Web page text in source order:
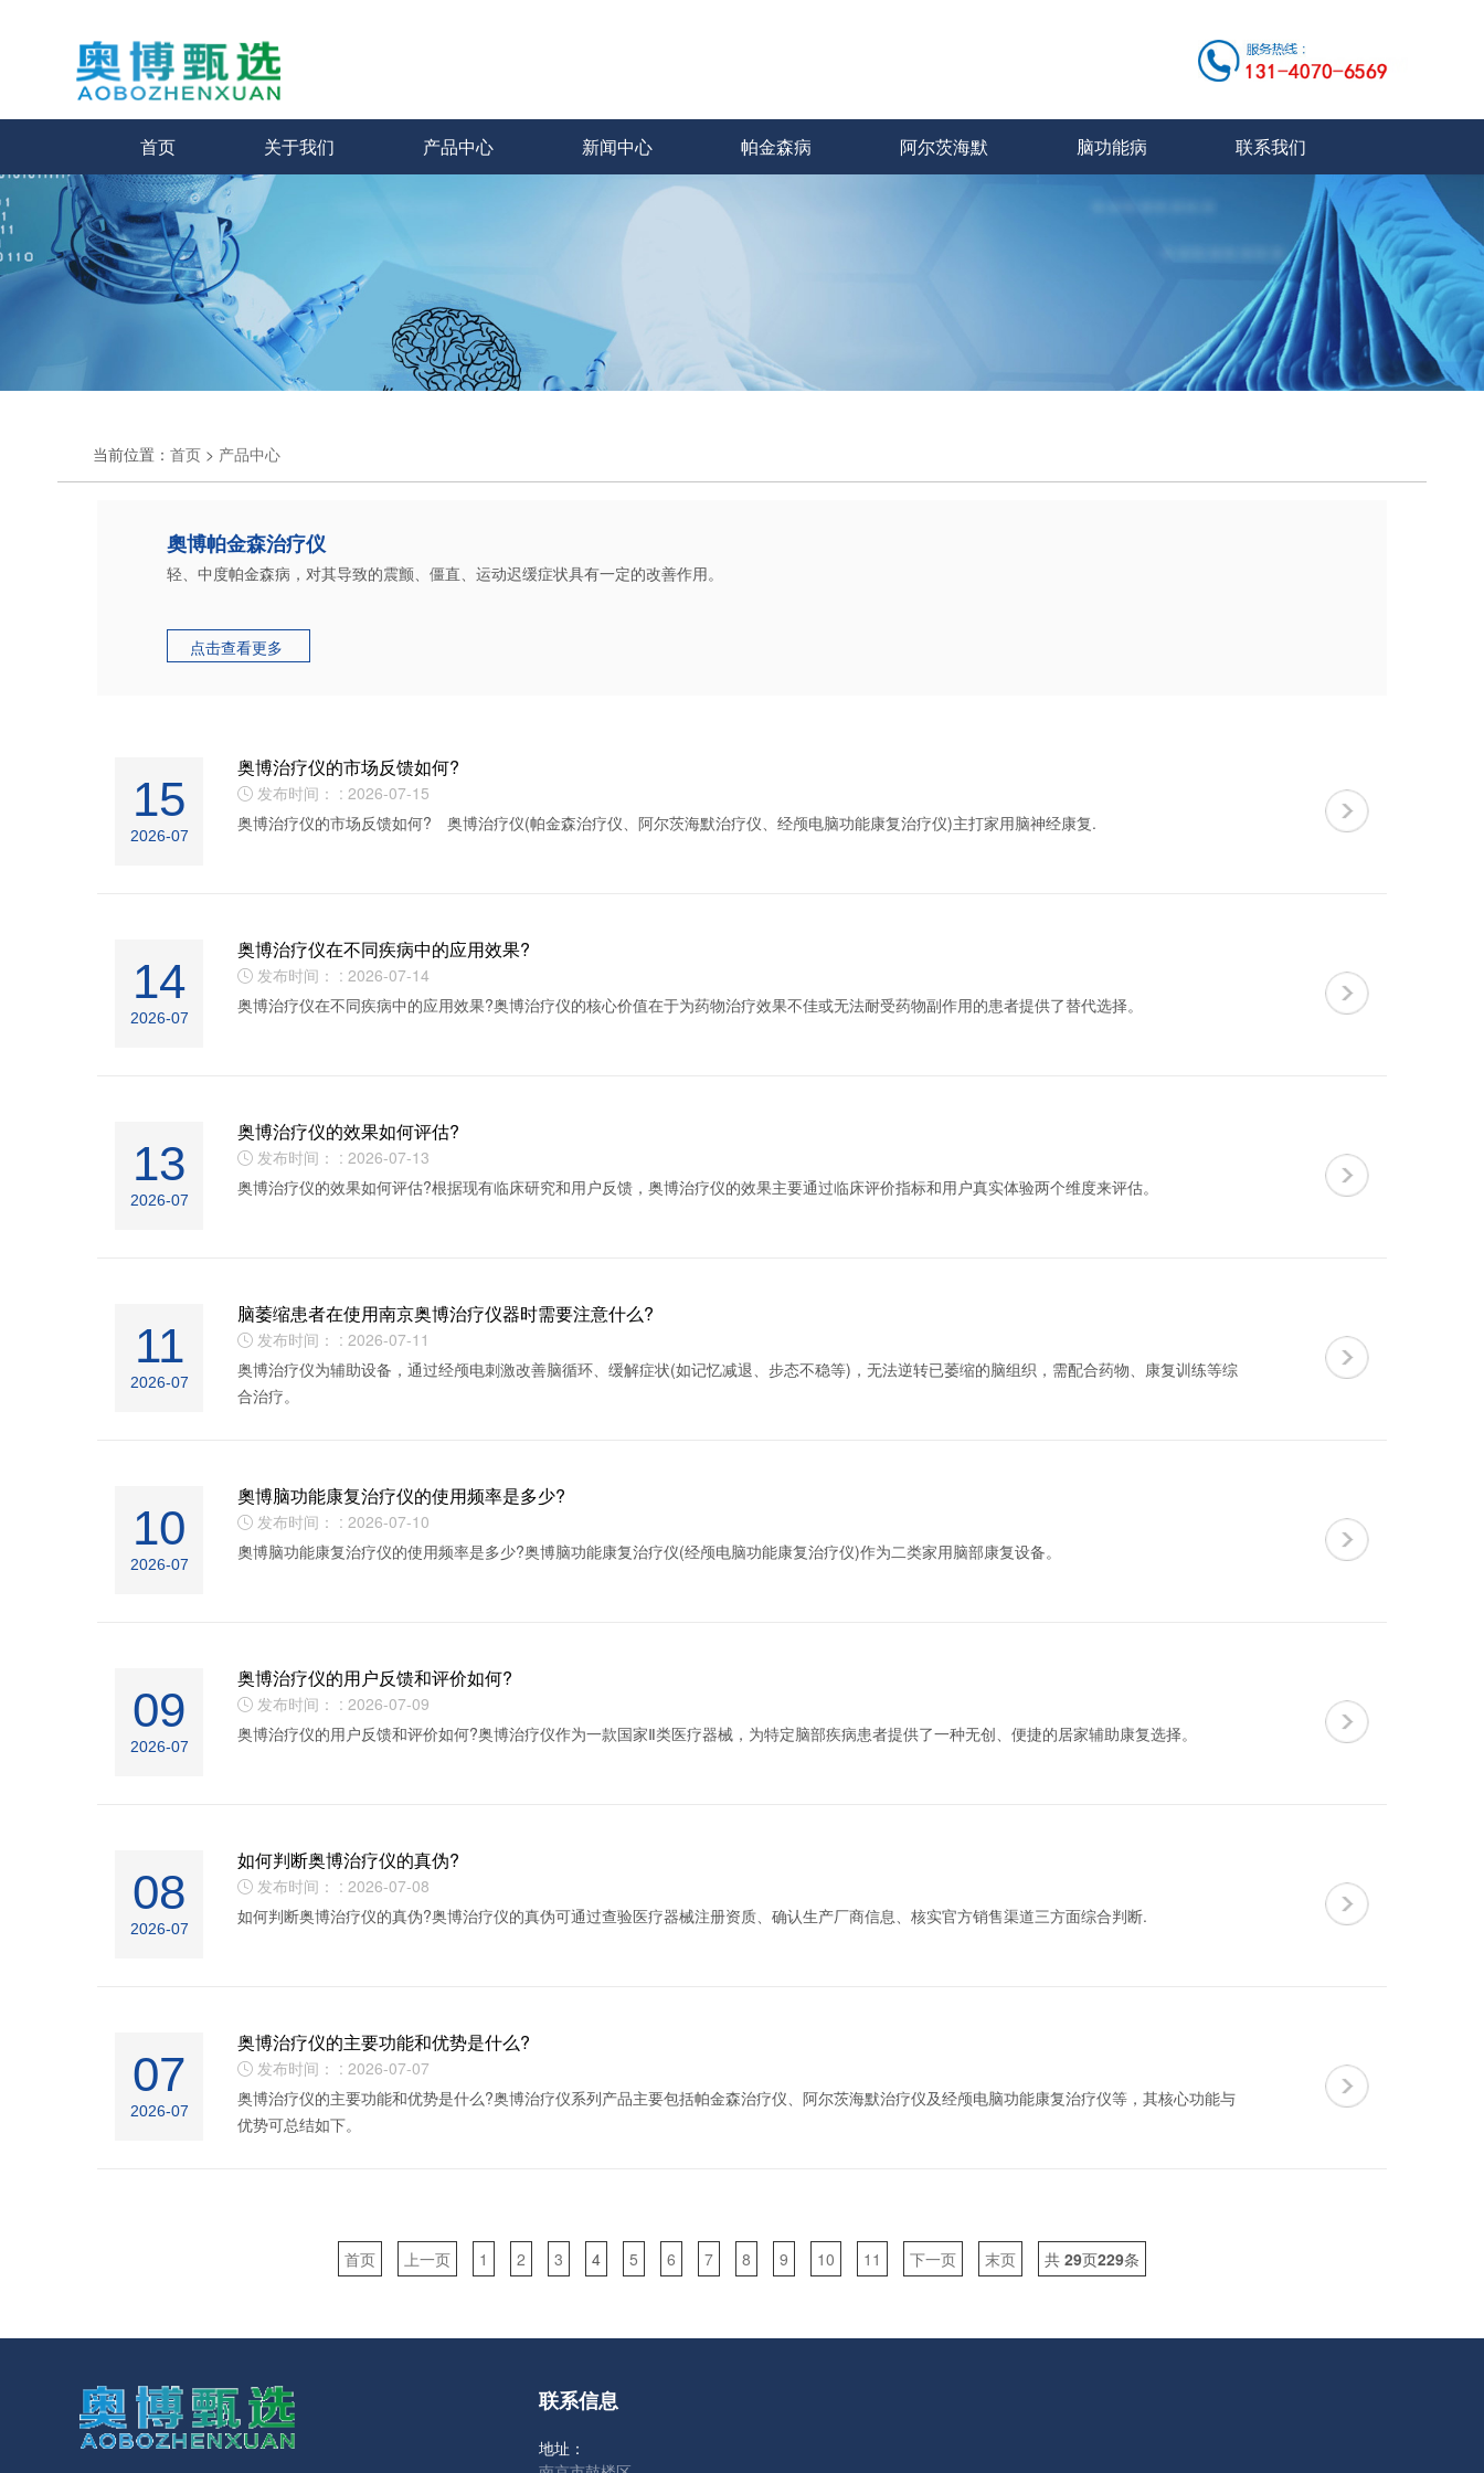
首页 关于我们 产品中心 新闻中心 帕金森病 阿尔茨海默 脑功能病 联系我们
当前位置： 首页 > 产品中心
奧博帕金森治疗仪
轻、中度帕金森病，对其导致的震颤、僵直、运动迟缓症状具有一定的改善作用。
点击查看更多
15
2026-07
奥博治疗仪的市场反馈如何?
发布时间： : 2026-07-15
奥博治疗仪的市场反馈如何? 奥博治疗仪(帕金森治疗仪、阿尔茨海默治疗仪、经颅电脑功能康复治疗仪)主打家用脑神经康复.
14
2026-07
奥博治疗仪在不同疾病中的应用效果?
发布时间： : 2026-07-14
奥博治疗仪在不同疾病中的应用效果?奥博治疗仪的核心价值在于为药物治疗效果不佳或无法耐受药物副作用的患者提供了替代选择。
13
2026-07
奥博治疗仪的效果如何评估?
发布时间： : 2026-07-13
奥博治疗仪的效果如何评估?根据现有临床研究和用户反馈，奥博治疗仪的效果主要通过临床评价指标和用户真实体验两个维度来评估。
11
2026-07
脑萎缩患者在使用南京奥博治疗仪器时需要注意什么?
发布时间： : 2026-07-11
奥博治疗仪为辅助设备，通过经颅电刺激改善脑循环、缓解症状(如记忆减退、步态不稳等)，无法逆转已萎缩的脑组织，需配合药物、康复训练等综
合治疗。
10
2026-07
奧博脑功能康复治疗仪的使用频率是多少?
发布时间： : 2026-07-10
奧博脑功能康复治疗仪的使用频率是多少?奥博脑功能康复治疗仪(经颅电脑功能康复治疗仪)作为二类家用脑部康复设备。
09
2026-07
奥博治疗仪的用户反馈和评价如何?
发布时间： : 2026-07-09
奥博治疗仪的用户反馈和评价如何?奥博治疗仪作为一款国家Ⅱ类医疗器械，为特定脑部疾病患者提供了一种无创、便捷的居家辅助康复选择。
08
2026-07
如何判断奥博治疗仪的真伪?
发布时间： : 2026-07-08
如何判断奥博治疗仪的真伪?奥博治疗仪的真伪可通过查验医疗器械注册资质、确认生产厂商信息、核实官方销售渠道三方面综合判断.
07
2026-07
奥博治疗仪的主要功能和优势是什么?
发布时间： : 2026-07-07
奥博治疗仪的主要功能和优势是什么?奥博治疗仪系列产品主要包括帕金森治疗仪、阿尔茨海默治疗仪及经颅电脑功能康复治疗仪等，其核心功能与
优势可总结如下。
首页 上一页 1 2 3 4 5 6 7 8 9 10 11 下一页 末页 共 29页229条
联系信息
地址：